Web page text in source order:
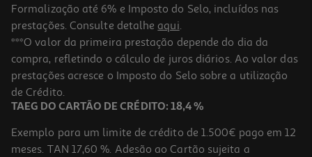
Estojo Auchan Veludo Rosa Cosmic Vibes
2 €/un
Price reduced from
2,99 €to
2,00 €
Promoção
Formalização até 6% e Imposto do Selo, incluídos nas
prestações. Consulte detalhe aqui.
***O valor da primeira prestação depende do dia da
compra, refletindo o cálculo de juros diários. Ao valor das
prestações acresce o Imposto do Selo sobre a utilização
de Crédito.
TAEG DO CARTÃO DE CRÉDITO: 18,4 %
Exemplo para um limite de crédito de 1.500€ pago em 12
meses. TAN 17,60 %. Adesão ao Cartão sujeita a